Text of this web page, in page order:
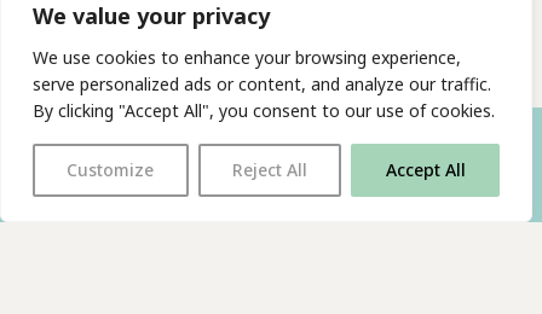
We value your privacy
We use cookies to enhance your browsing experience,
serve personalized ads or content, and analyze our traffic.
By clicking "Accept All", you consent to our use of cookies.
Customize Reject All Accept All